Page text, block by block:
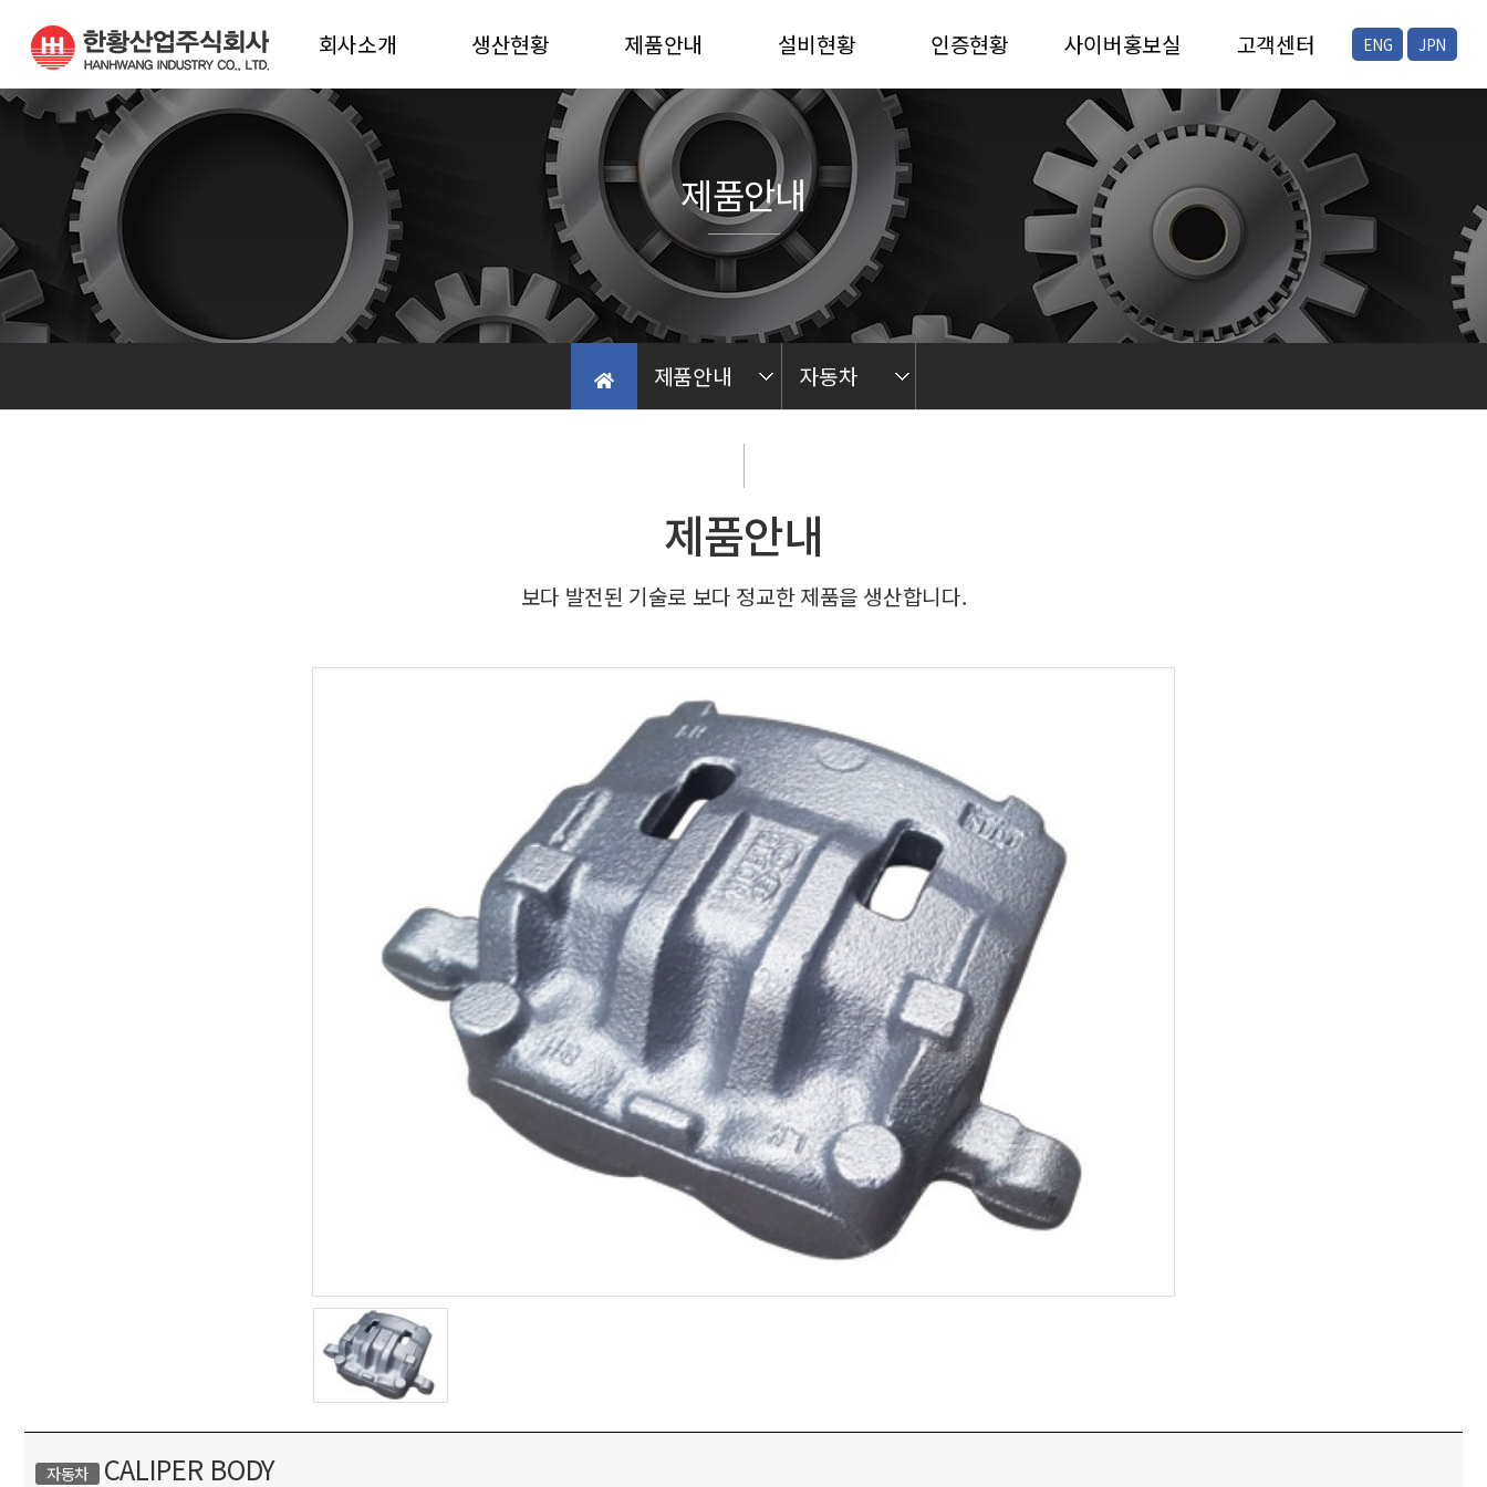
회사소개
인사말
연혁
비전
진해공장 조직도
밀양공장 조직도
오시는 길
생산현황 제품안내
자동차
중장비
농기계부품
후란
가공
설비현황
진해 PLANT
밀양 PLANT
가공 PLANT
Quality Control
Process Line
인증현황 사이버홍보실
채용안내
공지/뉴스
현장스케치
프레스자료실
고객센터
FAQ
온라인문의
ENG JPN
제품안내 자동차
제품안내
제품안내
보다 발전된 기술로 보다 정교한 제품을 생산합니다.
자동차 CALIPER BODY